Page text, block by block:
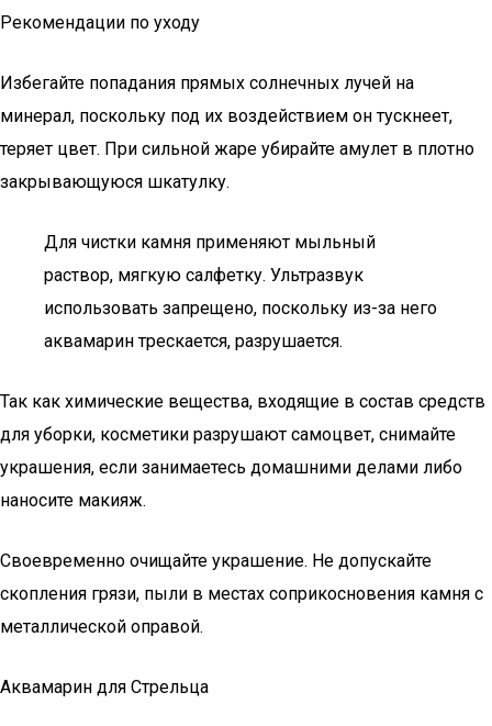
Рекомендации по уходу
Избегайте попадания прямых солнечных лучей на
минерал, поскольку под их воздействием он тускнеет,
теряет цвет. При сильной жаре убирайте амулет в плотно
закрывающуюся шкатулку.
Для чистки камня применяют мыльный
раствор, мягкую салфетку. Ультразвук
использовать запрещено, поскольку из-за него
аквамарин трескается, разрушается.
Так как химические вещества, входящие в состав средств
для уборки, косметики разрушают самоцвет, снимайте
украшения, если занимаетесь домашними делами либо
наносите макияж.
Своевременно очищайте украшение. Не допускайте
скопления грязи, пыли в местах соприкосновения камня с
металлической оправой.
Аквамарин для Стрельца